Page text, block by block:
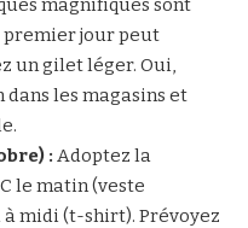
magnifiques sont
premier jour peut
un gilet léger. Oui,
les magasins et
: Adoptez la
le matin (veste
à midi (t-shirt). Prévoyez